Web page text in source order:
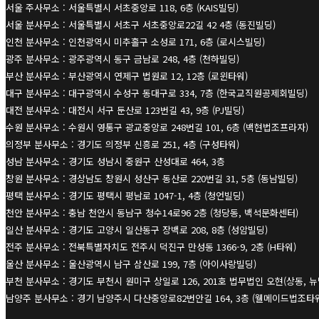
서울 주사무소 : 서울특별시 서초중앙로 118, 6층 (KAIS빌딩)
서울 분사무소 : 서울특별시 서초구 서초중앙로22길 42 4층 (동진빌딩)
인천 분사무소 : 인천광역시 미추홀구 소성로 171, 6층 (로시스빌딩)
광주 분사무소 : 광주광역시 동구 금남로 248, 4층 (천하빌딩)
부산 분사무소 : 부산광역시 연제구 법원로 12, 12층 (로윈타워)
대구 분사무소 : 대구광역시 수성구 동대구로 334, 7층 (한국교직원공제회빌딩)
대전 분사무소 : 대전시 서구 둔산로 123번길 43, 9층 (PJ빌딩)
수원 분사무소 : 수원시 영통구 광교중앙로 248번길 101, 6층 (백현법조프라자)
의정부 분사무소 : 경기도 의정부 신흥로 251, 4층 (구성타워)
성남 분사무소 : 경기도 성남시 중원구 산성대로 464, 3층
창원 분사무소 : 경상남도 창원시 성산구 동산로 220번길 31, 5층 (동남빌딩)
평택 분사무소 : 경기도 평택시 평남로 1047-1, 4층 (청언빌딩)
천안 분사무소 : 충남 천안시 동남구 청수14로96 2층 (청당동, 백석문화센터)
일산 분사무소 : 경기도 고양시 일산동구 장백로 208, 8층 (성암빌딩)
전주 분사무소 : 전북특별자치도 전주시 덕진구 만성동 1366-9, 2층 (H타워)
울산 분사무소 : 울산광역시 남구 삼산로 199, 7층 (아이사랑빌딩)
부천 분사무소 : 경기도 부천시 원미구 상일로 126, 201호 법무법인 오현(상동,
남양주 분사무소 : 경기 남양주시 다산중앙로82번안길 164, 3층 (웰메이드법조타